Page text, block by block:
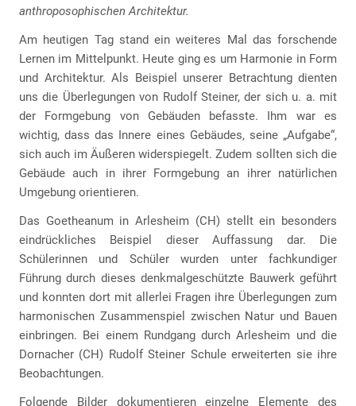
anthroposophischen Architektur.
Am heutigen Tag stand ein weiteres Mal das forschende
Lernen im Mittelpunkt. Heute ging es um Harmonie in Form
und Architektur. Als Beispiel unserer Betrachtung dienten
uns die Überlegungen von Rudolf Steiner, der sich u. a. mit
der Formgebung von Gebäuden befasste. Ihm war es
wichtig, dass das Innere eines Gebäudes, seine „Aufgabe“,
sich auch im Äußeren widerspiegelt. Zudem sollten sich die
Gebäude auch in ihrer Formgebung an ihrer natürlichen
Umgebung orientieren.
Das Goetheanum in Arlesheim (CH) stellt ein besonders
eindrückliches Beispiel dieser Auffassung dar. Die
Schülerinnen und Schüler wurden unter fachkundiger
Führung durch dieses denkmalgeschützte Bauwerk geführt
und konnten dort mit allerlei Fragen ihre Überlegungen zum
harmonischen Zusammenspiel zwischen Natur und Bauen
einbringen. Bei einem Rundgang durch Arlesheim und die
Dornacher (CH) Rudolf Steiner Schule erweiterten sie ihre
Beobachtungen.
Folgende Bilder dokumentieren einzelne Elemente des